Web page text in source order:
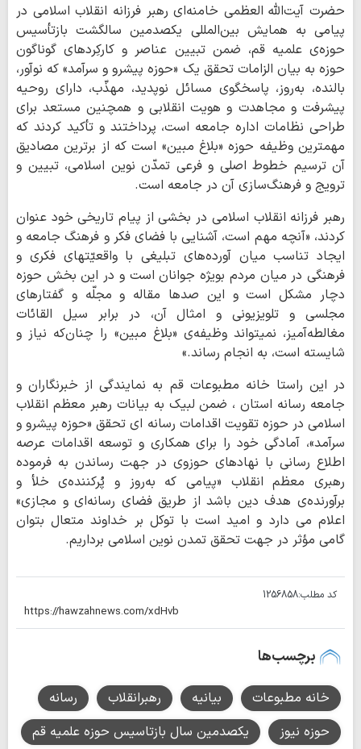
حضرت آیت‌الله العظمی خامنه‌ای رهبر فرزانه انقلاب اسلامی در
پیامی به همایش بین‌المللی یکصدمین سالگشت بازتأسیس
حوزه‌ی علمیه‌ قم، ضمن تبیین عناصر و کارکِردهای گوناگون
حوزه به بیان الزامات تحقق یک «حوزه پیشرو و سرآمد» که نوآور،
بالنده، به‌روز، پاسخگوی مسائل نوپدید، مهذّب، دارای روحیه
پیشرفت و مجاهدت و هویت انقلابی و همچنین مستعد برای
طراحی نظامات اداره جامعه است، پرداختند و تأکید کردند که
مهمترین وظیفه حوزه «بلاغ مبین» است که از برترین مصادیق
آن ترسیم خطوط اصلی و فرعی تمدّن نوین اسلامی، تبیین و
ترویج و فرهنگ‌سازی آن در جامعه است.
رهبر فرزانه انقلاب اسلامی در بخشی از پیام تاریخی خود عنوان
کردند، «آنچه مهم است، آشنایی با فضای فکر و فرهنگ جامعه و
ایجاد تناسب میان آورده‌های تبلیغی با واقعیّتهای فکری و
فرهنگی در میان مردم بویژه جوانان است و در این بخش حوزه
دچار مشکل است و این صدها مقاله و مجلّه و گفتارهای
مجلسی و تلویزیونی و امثال آن، در برابر سیل القائات
مغالطه‌آمیز، نمیتواند وظیفه‌ی «بلاغ مبین» را چنان‌که نیاز و
شایسته است، به انجام رساند.»
در این راستا خانه مطبوعات قم به نمایندگی از خبرنگاران و
جامعه رسانه استان ، ضمن لبیک به بیانات رهبر معظم انقلاب
اسلامی در حوزه تقویت اقدامات رسانه ای تحقق «حوزه پیشرو و
سرآمد»، آمادگی خود را برای همکاری و توسعه اقدامات عرصه
اطلاع رسانی با نهادهای حوزوی در جهت رساندن به فرموده
رهبری معظم انقلاب «پیامی که به‌روز و پُرکننده‌ی خلأ و
برآورنده‌ی هدف دین باشد از طریق فضای رسانه‌ای و مجازی»
اعلام می دارد و امید است با توکل بر خداوند متعال بتوان
گامی مؤثر در جهت تحقق تمدن نوین اسلامی برداریم.
کد مطلب:1256858
برچسب‌ها
خانه مطبوعات بیانیه رهبرانقلاب
رسانه
حوزه نیوز
یکصدمین سال بازتاسیس حوزه علمیه قم